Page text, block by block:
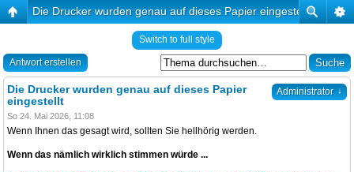
Die Drucker wurden genau auf dieses Papier eingestellt
Switch to full style
Antwort erstellen
Administrator ↓
Die Drucker wurden genau auf dieses Papier
eingestellt
So 24. Mai 2026, 11:08
Wenn Ihnen das gesagt wird, sollten Sie hellhörig werden.
Wenn das nämlich wirklich stimmen würde ...